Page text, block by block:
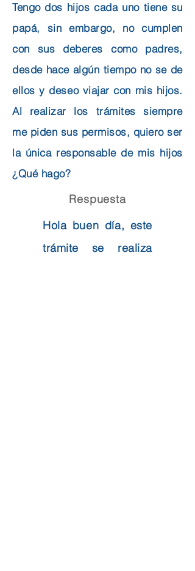
Tengo dos hijos cada uno tiene su
papá, sin embargo, no cumplen
con sus deberes como padres,
desde hace algún tiempo no se de
ellos y deseo viajar con mis hijos.
Al realizar los trámites siempre
me piden sus permisos, quiero ser
la única responsable de mis hijos
¿Qué hago?
Respuesta
Hola buen día, este
trámite se realiza